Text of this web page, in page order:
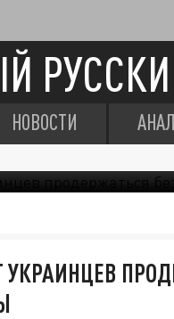
НОВОСТИ
УКРАИНЦЕВ